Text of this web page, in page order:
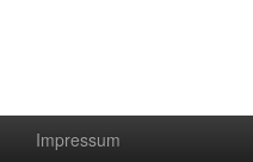
Impressum